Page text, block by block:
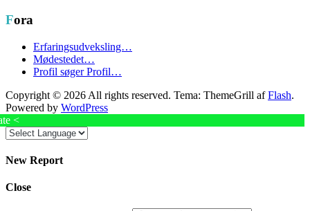
Fora
Erfaringsudveksling…
Mødestedet…
Profil søger Profil…
Copyright © 2026 All rights reserved. Tema: ThemeGrill afFlash.
Powered by WordPress
<
New Report
Close